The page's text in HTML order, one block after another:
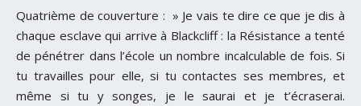
Quatrième de couverture : » Je vais te dire ce que je dis à
chaque esclave qui arrive à Blackcliff : la Résistance a tenté
de pénétrer dans l’école un nombre incalculable de fois. Si
tu travailles pour elle, si tu contactes ses membres, et
même si tu y songes, je le saurai et je t’écraserai.